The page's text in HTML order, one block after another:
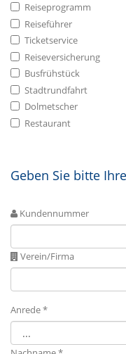
Reiseprogramm
Reiseführer
Ticketservice
Reiseversicherung
Busfrühstück
Stadtrundfahrt
Dolmetscher
Restaurant
Geben Sie bitte
Kundennummer
Verein/Firma
Anrede *